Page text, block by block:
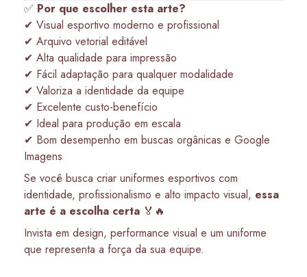
✅ Por que escolher esta arte?
✔ Visual esportivo moderno e profissional
✔ Arquivo vetorial editável
✔ Alta qualidade para impressão
✔ Fácil adaptação para qualquer modalidade
✔ Valoriza a identidade da equipe
✔ Excelente custo-benefício
✔ Ideal para produção em escala
✔ Bom desempenho em buscas orgânicas e Google
Imagens
Se você busca criar uniformes esportivos com
identidade, profissionalismo e alto impacto visual, essa
arte é a escolha certa 🏅🔥
Invista em design, performance visual e um uniforme
que representa a força da sua equipe.